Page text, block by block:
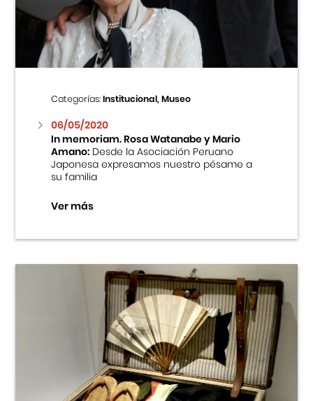
Centro Cultural Peruano Japonés
Cursos
Museo de la Inmigración Japonesa
Fondo Editorial
Teatro Peruano Japonés
Categorías:Institucional, Museo
06/05/2020
In memoriam. Rosa Watanabe y Mario
Amano:Desde la Asociación Peruano
Japonesa expresamos nuestro pésame a
su familia
Ver más